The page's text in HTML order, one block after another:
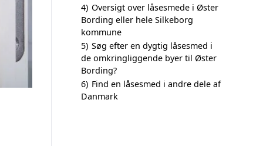
4) Oversigt over låsesmede i Øster
Bording eller hele Silkeborg
kommune
5) Søg efter en dygtig låsesmed i
de omkringliggende byer til Øster
Bording?
6) Find en låsesmed i andre dele af
Danmark